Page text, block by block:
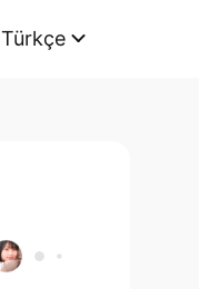
Türkçe